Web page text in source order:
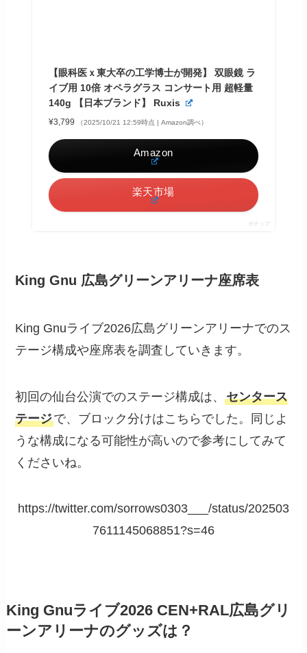
【眼科医ｘ東大卒の工学博士が開発】 双眼鏡 ラ
イブ用 10倍 オペラグラス コンサート用 超軽量
140g 【日本ブランド】 Ruxis
¥3,799 （2025/10/21 12:59時点 | Amazon調べ）
Amazon
楽天市場
ポチップ
King Gnu 広島グリーンアリーナ座席表
King Gnuライブ2026広島グリーンアリーナでのス
テージ構成や座席表を調査していきます。
初回の仙台公演でのステージ構成は、センタース
テージで、ブロック分けはこちらでした。同じよ
うな構成になる可能性が高いので参考にしてみて
くださいね。
https://twitter.com/sorrows0303___/status/202503
7611145068851?s=46
King Gnuライブ2026 CEN+RAL広島グリ
ーンアリーナのグッズは？